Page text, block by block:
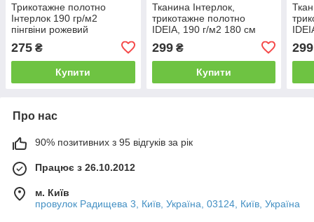
Трикотажне полотно
Інтерлок 190 гр/м2
пінгвіни рожевий
275 ₴
Купити
Тканина Інтерлок,
трикотажне полотно
IDEIA, 190 г/м2 180 см
натуральна, для піжам,
футболок, пелюшок
299₴
Купити
299
Про нас
90% позитивних з 95 відгуків за рік
Працює з 26.10.2012
м. Київ
провулок Радищева 3, Київ, Україна, 03124, Київ, Україна